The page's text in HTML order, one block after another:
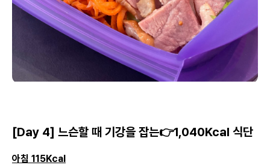
[Day 4] 느슨할 때 기강을 잡는👉1,040Kcal 식단
아침 115Kcal